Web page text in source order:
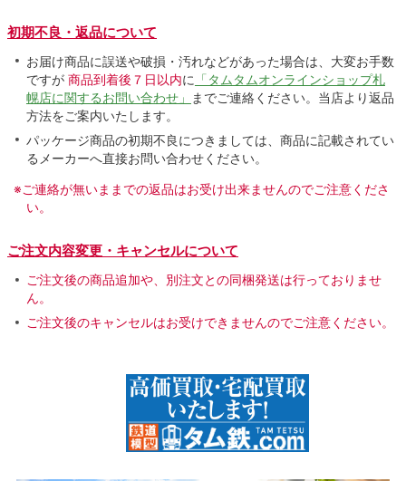
初期不良・返品について
お届け商品に誤送や破損・汚れなどがあった場合は、大変お手数
ですが 商品到着後７日以内に 「タムタムオンラインショップ札
幌店に関するお問い合わせ」
までご連絡ください。当店より返品
方法をご案内いたします。
パッケージ商品の初期不良につきましては、商品に記載されてい
るメーカーへ直接お問い合わせください。
※ご連絡が無いままでの返品はお受け出来ませんのでご注意くださ
い。
ご注文内容変更・キャンセルについて
ご注文後の商品追加や、別注文との同梱発送は行っておりませ
ん。
ご注文後のキャンセルはお受けできませんのでご注意ください。